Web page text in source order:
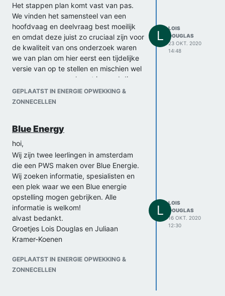
Het stappen plan komt vast van pas.
We vinden het samensteel van een
hoofdvaag en deelvraag best moeilijk
en omdat deze juist zo cruciaal zijn voor
de kwaliteit van ons onderzoek waren
we van plan om hier eerst een tijdelijke
versie van op te stellen en mischien wel
naa een gespesprek met iemand die
hier meer van weet een definitiefe
versie te maken.
GEPLAATST IN ENERGIE OPWEKKING &
ZONNECELLEN
L
LOIS
DOUGLAS
23 OKT. 2020
14:48
Blue Energy
hoi,
Wij zijn twee leerlingen in amsterdam
die een PWS maken over Blue Energie.
Wij zoeken informatie, spesialisten en
een plek waar we een Blue energie
opstelling mogen gebrijken. Alle
informatie is welkom!
alvast bedankt.
Groetjes Lois Douglas en Juliaan
Kramer-Koenen
GEPLAATST IN ENERGIE OPWEKKING &
ZONNECELLEN
L
LOIS
DOUGLAS
16 OKT. 2020
12:30